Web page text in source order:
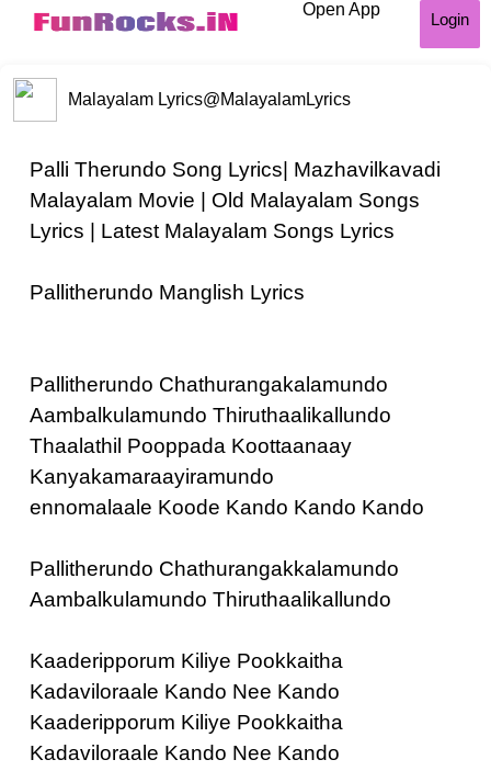
Open App
Login
Malayalam Lyrics@MalayalamLyrics
Palli Therundo Song Lyrics| Mazhavilkavadi
Malayalam Movie | Old Malayalam Songs
Lyrics | Latest Malayalam Songs Lyrics
Pallitherundo Manglish Lyrics
Pallitherundo Chathurangakalamundo
Aambalkulamundo Thiruthaalikallundo
Thaalathil Pooppada Koottaanaay
Kanyakamaraayiramundo
ennomalaale Koode Kando Kando Kando
Pallitherundo Chathurangakkalamundo
Aambalkulamundo Thiruthaalikallundo
Kaaderipporum Kiliye Pookkaitha
Kadaviloraale Kando Nee Kando
Kaaderipporum Kiliye Pookkaitha
Kadaviloraale Kando Nee Kando